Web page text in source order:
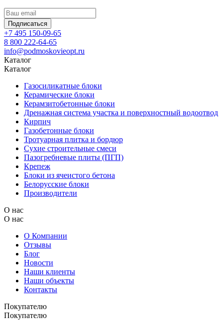
Подписаться
+7 495 150-09-65
8 800 222-64-65
info@podmoskovieopt.ru
Каталог
Каталог
Газосиликатные блоки
Керамические блоки
Керамзитобетонные блоки
Дренажная система участка и поверхностный водоотвод
Кирпич
Газобетонные блоки
Тротуарная плитка и бордюр
Сухие строительные смеси
Пазогребневые плиты (ПГП)
Крепеж
Блоки из ячеистого бетона
Белорусские блоки
Производители
О нас
О нас
О Компании
Отзывы
Блог
Новости
Наши клиенты
Наши объекты
Контакты
Покупателю
Покупателю